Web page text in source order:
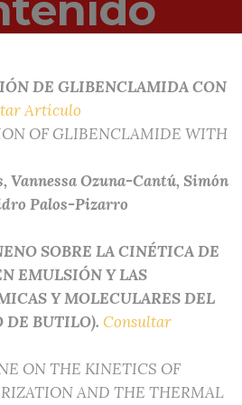
DE GLIBENCLAMIDA CON
Artículo
OF GLIBENCLAMIDE WITH
Vannessa Ozuna-Cantú, Simón
Palos-Pizarro
SOBRE LA CINÉTICA DE
EMULSIÓN Y LAS
Y MOLECULARES DEL
DE BUTILO). Consultar
ON THE KINETICS OF
AND THE THERMAL